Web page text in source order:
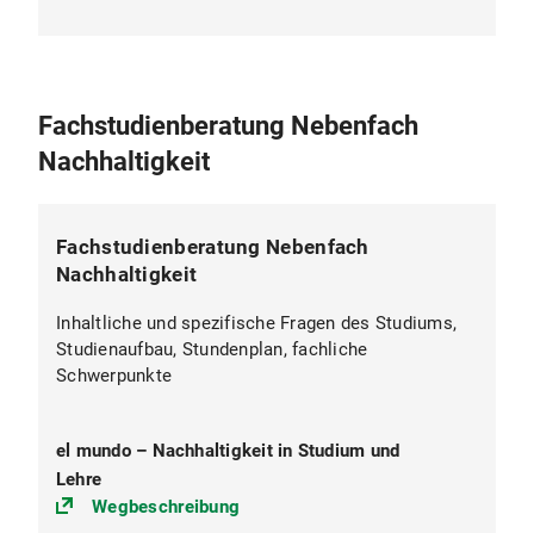
Fachstudienberatung Nebenfach
Nachhaltigkeit
Fachstudienberatung Nebenfach
Nachhaltigkeit
Inhaltliche und spezifische Fragen des Studiums,
Studienaufbau, Stundenplan, fachliche
Schwerpunkte
el mundo – Nachhaltigkeit in Studium und
Lehre
Wegbeschreibung